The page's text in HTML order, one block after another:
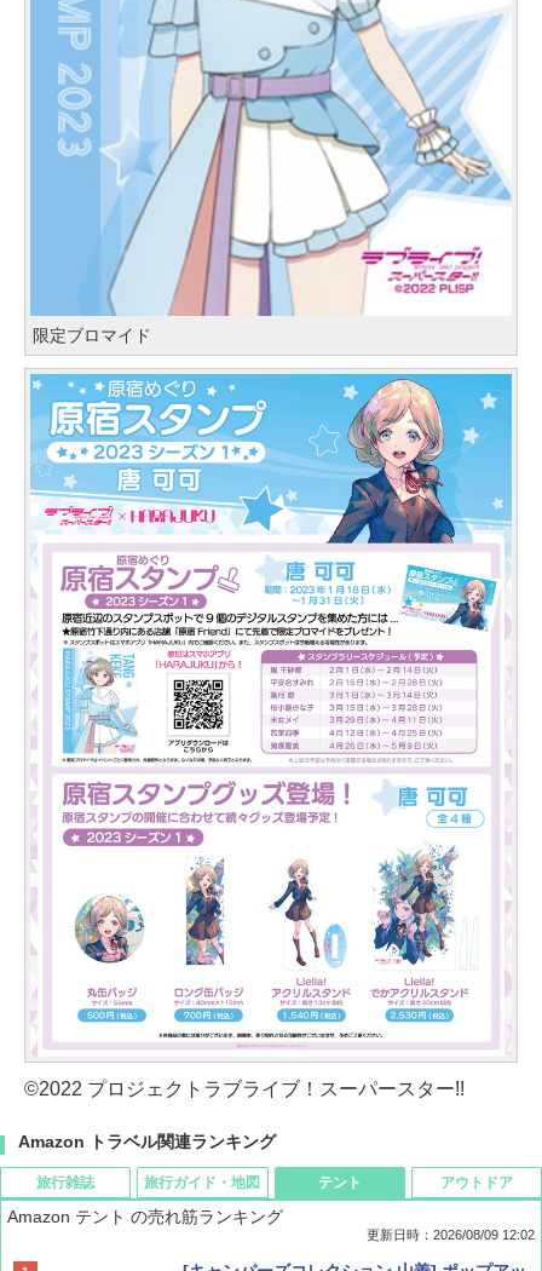
限定ブロマイド
©2022 プロジェクトラブライブ！スーパースター!!
Amazon トラベル関連ランキング
旅行雑誌 旅行ガイド・地図 テント
Amazon テント の売れ筋ランキング
更新日時：2026/08/09 12:02
アウトドア